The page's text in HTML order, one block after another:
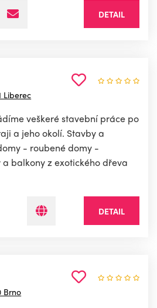
DETAIL
Liberec
veškeré stavební práce po
a jeho okolí. Stavby a
- roubené domy -
balkony z exotického dřeva
DETAIL
Brno